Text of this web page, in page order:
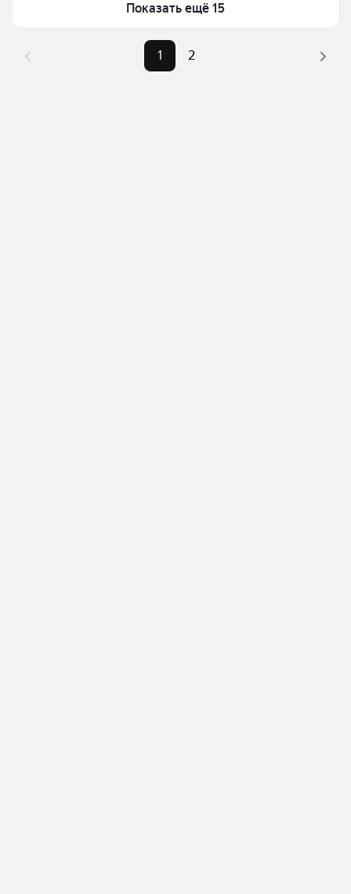
комбинации фильтров, например «» или «»
можете отсортировать результаты по стоимости
квадратного метра или площади
Показать ещё 15
1 2